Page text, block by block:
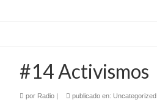
#14 Activismos
por Radio| publicado en: Uncategorized